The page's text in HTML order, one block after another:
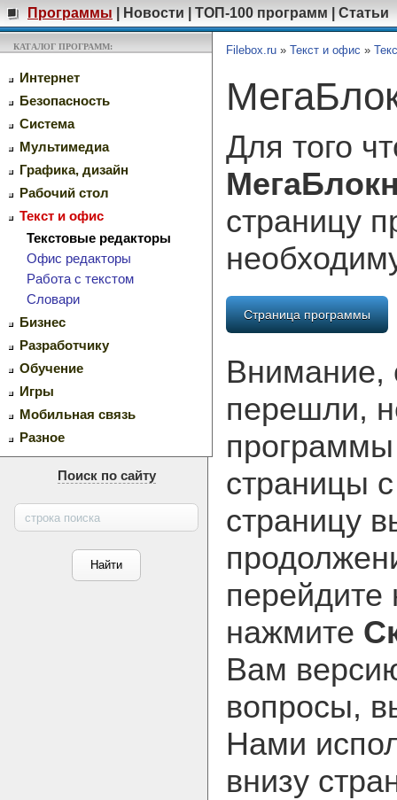
Программы Новости ТОП-100 программ Статьи
КАТАЛОГ ПРОГРАММ:
Интернет
Безопасность
Система
Мультимедиа
Графика, дизайн
Рабочий стол
Текст и офис
Текстовые редакторы
Офис редакторы
Работа с текстом
Словари
Бизнес
Разработчику
Обучение
Игры
Мобильная связь
Разное
Поиск по сайту
Filebox.ru » Текст и офис »
Для того
страницу
Страница программы
Внимание,
перешли,
страницы
страницу
нажмите
Вам
вопросы,
Нами
внизу